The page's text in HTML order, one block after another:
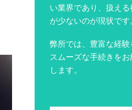
い業界であり、扱え
が少ないのが現状です
弊所では、豊富な経験
スムーズな手続きをお
します。